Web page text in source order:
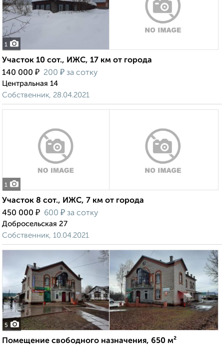
1
Участок 10 сот., ИЖС, 17 км от города
140 000 ₽ 200 ₽ за сотку
Центральная 14
Собственник, 28.04.2021
1
Участок 8 сот., ИЖС, 7 км от города
450 000 ₽ 600 ₽ за сотку
Добросельская 27
Собственник, 10.04.2021
5
Помещение свободного назначения, 650 м²